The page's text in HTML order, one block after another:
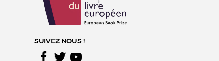
SUIVEZ NOUS !